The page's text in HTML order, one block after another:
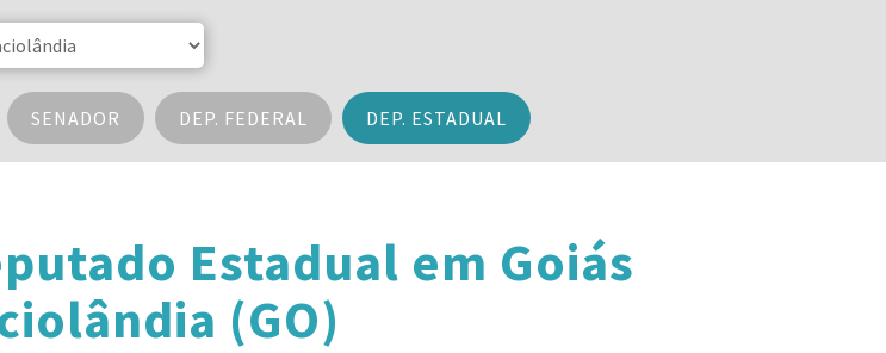
SENADOR DEP. FEDERAL DEP. ESTADUAL
Estadual em Goiás
(GO)